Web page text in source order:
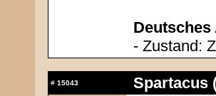
Deutsches
- Zustand:
# 15043
Spartacus